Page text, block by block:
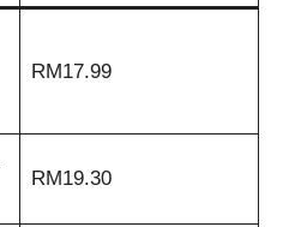
RM17.99
RM19.30